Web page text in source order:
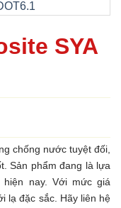
SYA
chống nước tuyệt đối,
Sản phẩm đang là lựa
nay. Với mức giá
lạ đặc sắc. Hãy liên hệ